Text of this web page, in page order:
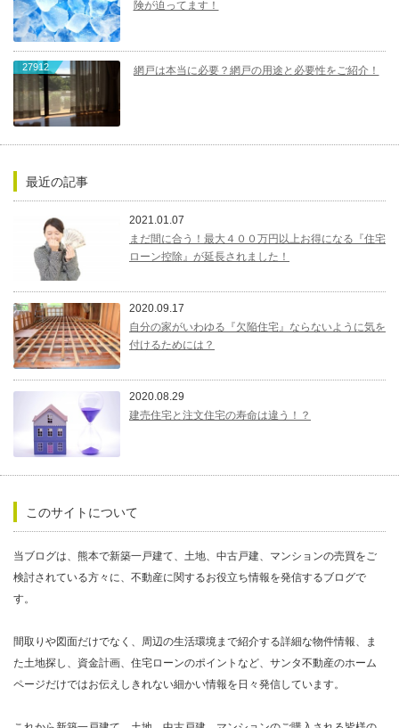
険が迫ってます！
27912 網戸は本当に必要？網戸の用途と必要性をご紹介！
最近の記事
2021.01.07
まだ間に合う！最大４００万円以上お得になる『住宅
ローン控除』が延長されました！
2020.09.17
自分の家がいわゆる『欠陥住宅』ならないように気を
付けるためには？
2020.08.29
建売住宅と注文住宅の寿命は違う！？
このサイトについて
当ブログは、熊本で新築一戸建て、土地、中古戸建、マンションの売買をご
検討されている方々に、不動産に関するお役立ち情報を発信するブログで
す。
間取りや図面だけでなく、周辺の生活環境まで紹介する詳細な物件情報、ま
た土地探し、資金計画、住宅ローンのポイントなど、サンタ不動産のホーム
ページだけではお伝えしきれない細かい情報を日々発信しています。